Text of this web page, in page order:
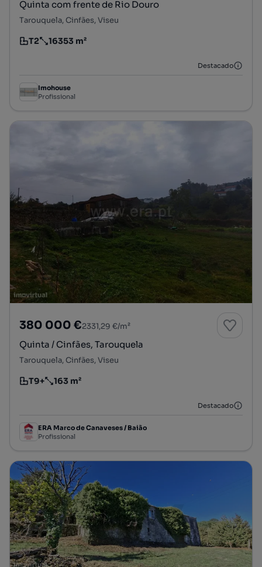
Quinta com frente de Rio Douro
Tarouquela, Cinfães, Viseu
Tipologia
T2
Preço por metro quadrado
16353 m²
Destacado
Imohouse
Profissional
380 000 €2331,29 €/m²
Quinta / Cinfães, Tarouquela
Tarouquela, Cinfães, Viseu
Tipologia
T9+
Preço por metro quadrado
163 m²
Destacado
ERA Marco de Canaveses / Baião
Profissional